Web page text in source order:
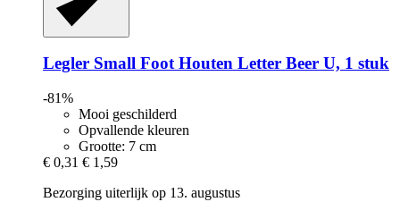
Legler Small FootHouten Letter Beer U, 1 stuk
-81%
Mooi geschilderd
Opvallende kleuren
Grootte: 7 cm
€ 0,31 € 1,59
Bezorging uiterlijk op 13. augustus